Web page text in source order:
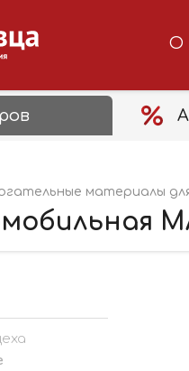
О
материалы